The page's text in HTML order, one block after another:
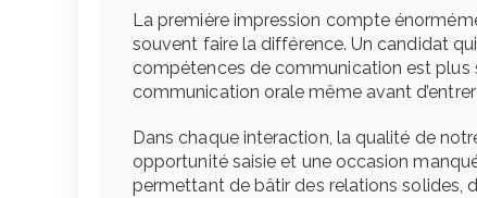
La première impression compte
souvent faire la différence. Un candidat
compétences de communication est plus
communication orale même avant
Dans chaque interaction, la qualité de
opportunité saisie et une occasion
permettant de bâtir des relations solides,